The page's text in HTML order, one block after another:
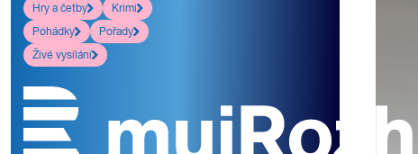
Hry a četby
Krimi
Pohádky
Pořady
Živé vysílání